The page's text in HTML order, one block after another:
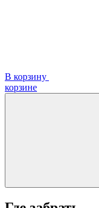
В корзину
корзинe